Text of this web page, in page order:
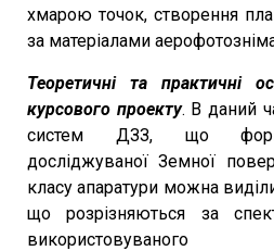
хмарою точок, створення
за матеріалами
Теоретичні та практичні
курсового проекту. В даний
систем ДЗЗ, що
досліджуваної Земної
класу апаратури можна
що розрізняються за
використовуваного